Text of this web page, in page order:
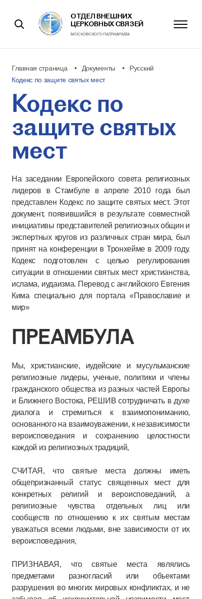
ОТДЕЛ ВНЕШНИХ
ЦЕРКОВНЫХ СВЯЗЕЙ
МОСКОВСКОГО ПАТРИАРХАТА
Главная страница Документы
Русский
Кодекс по защите святых мест
Кодекс по
защите святых
мест
На заседании Европейского совета религиозных
лидеров в Стамбуле в апреле 2010 года был
представлен Кодекс по защите святых мест. Этот
документ, появившийся в результате совместной
инициативы представителей религиозных общин и
экспертных кругов из различных стран мира, был
принят на конференции в Тронхейме в 2009 году.
Кодекс подготовлен с целью регулирования
ситуации в отношении святых мест христианства,
ислама, иудаизма. Перевод с английского Евгения
Кима специально для портала «Православие и
мир»
ПРЕАМБУЛА
Мы, христианские, иудейские и мусульманские
религиозные лидеры, ученые, политики и члены
гражданского общества из разных частей Европы
и Ближнего Востока, РЕШИВ сотрудничать в духе
диалога и стремиться к взаимопониманию,
основанного на взаимоуважении, к независимости
вероисповедания и сохранению целостности
каждой из религиозных традиций,
СЧИТАЯ, что святые места должны иметь
общепризнанный статус священных мест для
конкретных религий и вероисповеданий, а
религиозные чувства отдельных лиц или
сообществ по отношению к их святым местам
уважаться всеми людьми, вне зависимости от их
вероисповедания,
ПРИЗНАВАЯ, что святые места являлись
предметами разногласий или объектами
разрушения во многих мировых конфликтах, и не